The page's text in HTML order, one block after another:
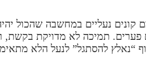
קונים נעליים במחשבה שהכול
תמיכה לא מדויקת בקשת,
“נאלץ להסתגל” לנעל הלא